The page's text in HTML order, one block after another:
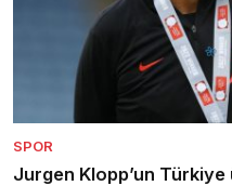
SPOR
Jurgen Klopp’un